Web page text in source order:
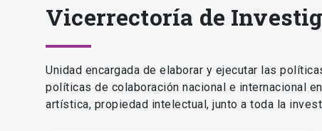
Vicerrectoría de
Unidad encargada de elaborar y ejecutar las
políticas de colaboración nacional e internacional
artística, propiedad intelectual, junto a toda la